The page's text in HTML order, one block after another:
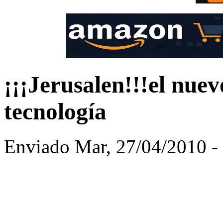
¡¡¡Jerusalen!!!el
tecnología
Enviado Mar, 27/04/2010